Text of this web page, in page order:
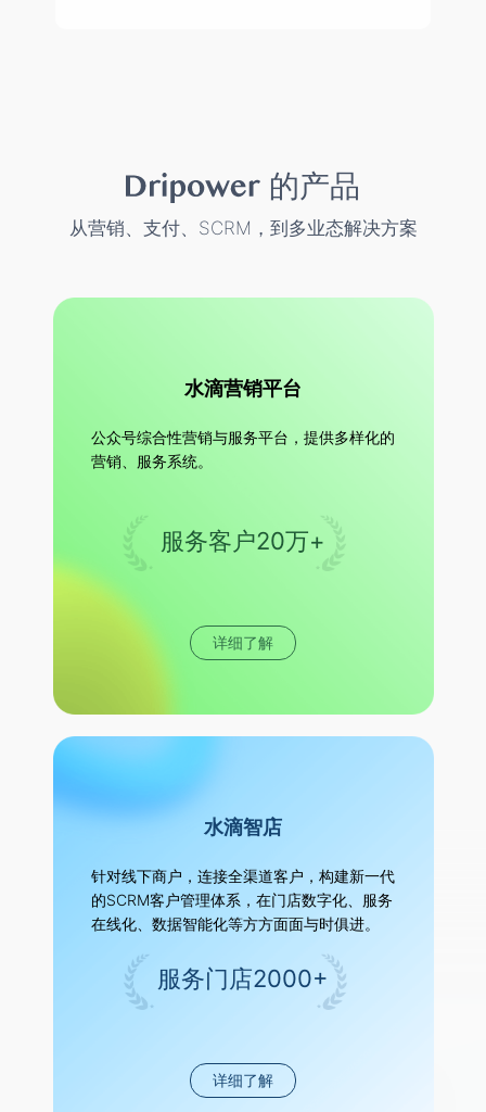
的产品
从营销、支付、SCRM，到多业态解决方案
水滴营销平台
公众号综合性营销与服务平台，提供多样化的
营销、服务系统。
服务客户20万+
详细了解
水滴智店
针对线下商户，连接全渠道客户，构建新一代
的SCRM客户管理体系，在门店数字化、服务
在线化、数据智能化等方方面面与时俱进。
服务门店2000+
详细了解